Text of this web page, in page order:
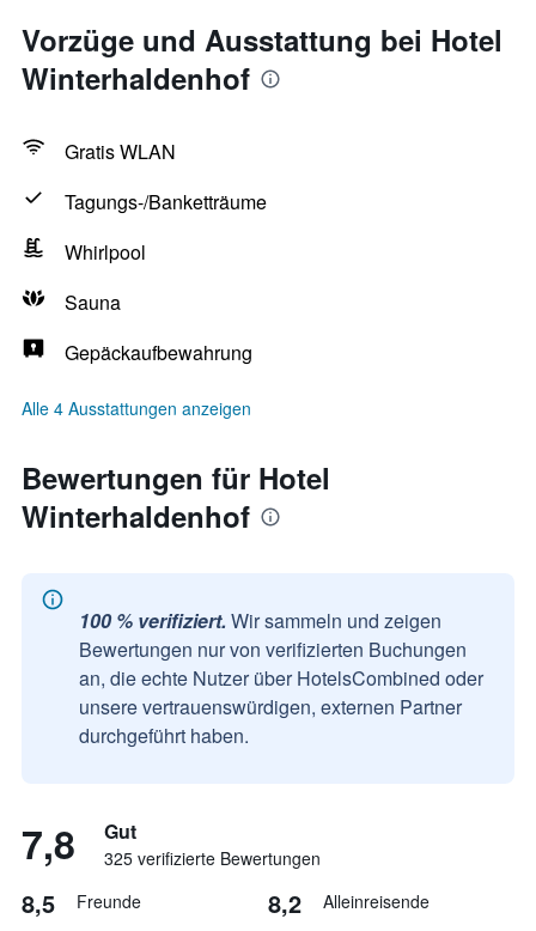
Vorzüge und Ausstattung bei Hotel
Winterhaldenhof
Gratis WLAN
Tagungs-/Banketträume
Whirlpool
Sauna
Gepäckaufbewahrung
Alle 4 Ausstattungen anzeigen
Bewertungen für Hotel
Winterhaldenhof
100 % verifiziert. Wir sammeln und zeigen
Bewertungen nur von verifizierten Buchungen
an, die echte Nutzer über HotelsCombined oder
unsere vertrauenswürdigen, externen Partner
durchgeführt haben.
7,8 Gut
325 verifizierte Bewertungen
8,5 Freunde 8,2 Alleinreisende